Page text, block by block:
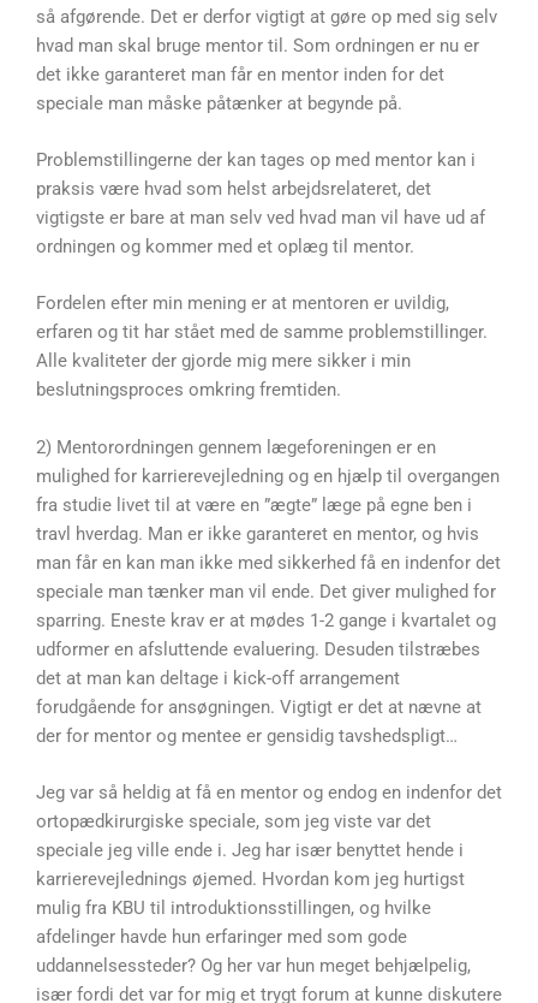
så afgørende. Det er derfor vigtigt at gøre op med sig selv
hvad man skal bruge mentor til. Som ordningen er nu er
det ikke garanteret man får en mentor inden for det
speciale man måske påtænker at begynde på.
Problemstillingerne der kan tages op med mentor kan i
praksis være hvad som helst arbejdsrelateret, det
vigtigste er bare at man selv ved hvad man vil have ud af
ordningen og kommer med et oplæg til mentor.
Fordelen efter min mening er at mentoren er uvildig,
erfaren og tit har stået med de samme problemstillinger.
Alle kvaliteter der gjorde mig mere sikker i min
beslutningsproces omkring fremtiden.
2) Mentorordningen gennem lægeforeningen er en
mulighed for karrierevejledning og en hjælp til overgangen
fra studie livet til at være en ”ægte” læge på egne ben i
travl hverdag. Man er ikke garanteret en mentor, og hvis
man får en kan man ikke med sikkerhed få en indenfor det
speciale man tænker man vil ende. Det giver mulighed for
sparring. Eneste krav er at mødes 1-2 gange i kvartalet og
udformer en afsluttende evaluering. Desuden tilstræbes
det at man kan deltage i kick-off arrangement
forudgående for ansøgningen. Vigtigt er det at nævne at
der for mentor og mentee er gensidig tavshedspligt…
Jeg var så heldig at få en mentor og endog en indenfor det
ortopædkirurgiske speciale, som jeg viste var det
speciale jeg ville ende i. Jeg har især benyttet hende i
karrierevejlednings øjemed. Hvordan kom jeg hurtigst
mulig fra KBU til introduktionsstillingen, og hvilke
afdelinger havde hun erfaringer med som gode
uddannelsessteder? Og her var hun meget behjælpelig,
især fordi det var for mig et trygt forum at kunne diskutere